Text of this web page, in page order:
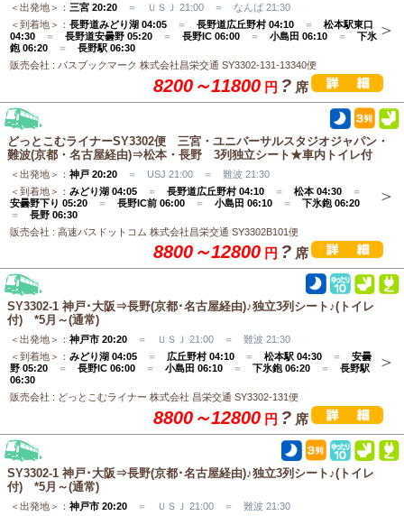
＜出発地＞： 三宮 20:20 ＝ ＵＳＪ 21:00 ＝ なんば 21:30
＜到着地＞： 長野道みどり湖 04:05 ＝ 長野道広丘野村 04:10 ＝ 松本駅東口
04:30 ＝ 長野道安曇野 05:20 ＝ 長野IC 06:00 ＝ 小島田 06:10 ＝ 下氷
鉋 06:20 ＝ 長野駅 06:30
販売会社 : バスブックマーク 株式会社昌栄交通 SY3302-131-13340便
8200～11800 円 ? 席
どっとこむライナーSY3302便 三宮・ユニバーサルスタジオジャパン・
難波(京都・名古屋経由)⇒松本・長野 3列独立シート★車内トイレ付
＜出発地＞： 神戸 20:20 ＝ USJ 21:00 ＝ 難波 21:30
＜到着地＞： みどり湖 04:05 ＝ 長野道広丘野村 04:10 ＝ 松本 04:30 ＝
安曇野下り 05:20 ＝ 長野IC前 06:00 ＝ 小島田 06:10 ＝ 下氷鉋 06:20
＝ 長野 06:30
販売会社 : 高速バスドットコム 株式会社昌栄交通 SY3302B101便
8800～12800 円 ? 席
SY3302-1 神戸･大阪⇒長野(京都･名古屋経由)♪独立3列シート♪(トイレ
付) *5月～(通常)
＜出発地＞： 神戸市 20:20 ＝ ＵＳＪ 21:00 ＝ 難波 21:30
＜到着地＞： みどり湖 04:05 ＝ 広丘野村 04:10 ＝ 松本駅 04:30 ＝ 安曇
野 05:20 ＝ 長野IC 06:00 ＝ 小島田 06:10 ＝ 下氷鉋 06:20 ＝ 長野駅
06:30
販売会社 : どっとこむライナー 株式会社 昌栄交通 SY3302-131便
8800～12800 円 ? 席
SY3302-1 神戸･大阪⇒長野(京都･名古屋経由)♪独立3列シート♪(トイレ
付) *5月～(通常)
＜出発地＞： 神戸市 20:20 ＝ ＵＳＪ 21:00 ＝ 難波 21:30